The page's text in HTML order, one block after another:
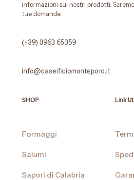
informazioni sui nostri prodotti.
tue domande.
(+39) 0963 65059
info@caseificiomonteporo.it
SHOP
Formaggi
Salumi
Sapori di Calabria
Link